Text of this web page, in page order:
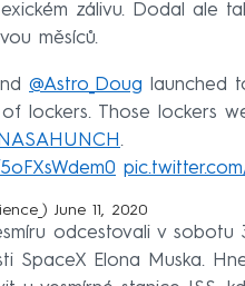
zálivu. Dodal ale
měsíců.
@Astro_Doug launched
lockers. Those lockers
.
June 11, 2020
odcestovali v
SpaceX Elona Muska.